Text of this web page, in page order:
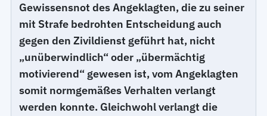
Gewissensnot des Angeklagten, die zu seiner
mit Strafe bedrohten Entscheidung auch
gegen den Zivildienst geführt hat, nicht
„unüberwindlich“ oder „übermächtig
motivierend“ gewesen ist, vom Angeklagten
somit normgemäßes Verhalten verlangt
werden konnte. Gleichwohl verlangt die